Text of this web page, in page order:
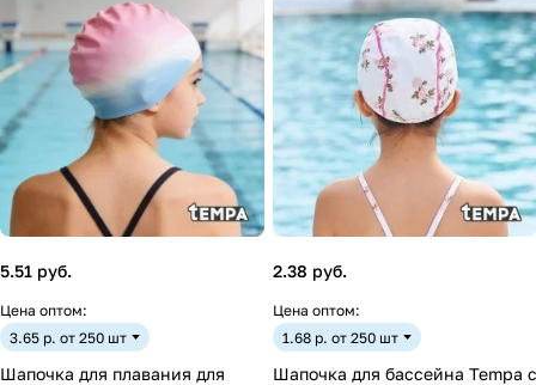
5.51 руб.
Цена оптом:
3.65 р. от 250 шт
Шапочка для плавания для
2.38 руб.
Цена оптом:
1.68 р. от 250 шт
Шапочка для бассейна Tempa с